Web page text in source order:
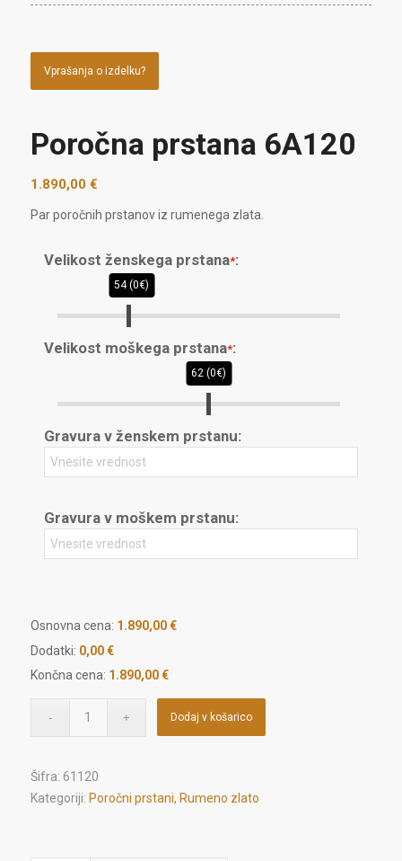
Vprašanja o izdelku?
Poročna prstana 6A120
1.890,00 €
Par poročnih prstanov iz rumenega zlata.
Velikost ženskega prstana*:
54 (0€)
Velikost moškega prstana*:
62 (0€)
Gravura v ženskem prstanu:
Gravura v moškem prstanu:
Osnovna cena: 1.890,00€
Dodatki: 0,00 €
Končna cena: 1.890,00 €
Dodaj v košarico
Šifra: 61120
Kategoriji: Poročni prstani, Rumeno zlato